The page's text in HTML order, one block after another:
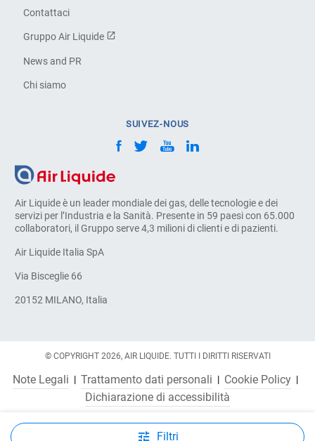
Filtri
Air Liquide è un leader mondiale dei gas, delle tecnologie e dei
servizi per l’Industria e la Sanità. Presente in 59 paesi con 65.000
collaboratori, il Gruppo serve 4,3 milioni di clienti e di pazienti.
Air Liquide Italia SpA
Via Bisceglie 66
20152 MILANO, Italia
Contattaci
Gruppo Air Liquide
News and PR
Chi siamo
SUIVEZ-NOUS
© COPYRIGHT 2026, AIR LIQUIDE. TUTTI I DIRITTI RISERVATI
Note Legali Trattamento dati personali
Cookie Policy
Dichiarazione di accessibilità